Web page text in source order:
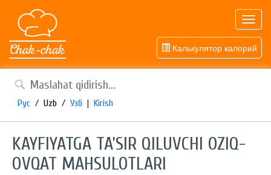
Калькулятор калорий
Рус / Uzb / Узб | Kirish
KAYFIYATGA TA’SIR QILUVCHI OZIQ-
OVQAT MAHSULOTLARI